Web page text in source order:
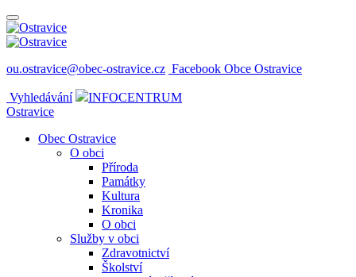
ou.ostravice@obec-ostravice.cz Facebook Obce Ostravice
Vyhledávání
INFOCENTRUM
Ostravice
Obec Ostravice
O obci
Příroda
Památky
Kultura
Kronika
O obci
Služby v obci
Zdravotnictví
Školství